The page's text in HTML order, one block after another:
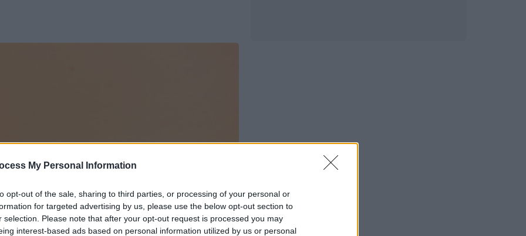
My Personal Information
opt-out of the sale, sharing to third parties, or processing of your personal or
for targeted advertising by us, please use the below opt-out section to
selection. Please note that after your opt-out request is processed you may
interest-based ads based on personal information utilized by us or personal